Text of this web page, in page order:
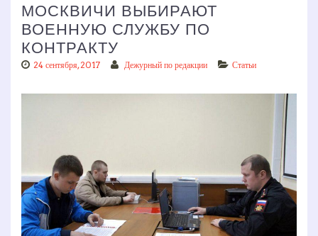
МОСКВИЧИ ВЫБИРАЮТ
ВОЕННУЮ СЛУЖБУ ПО
КОНТРАКТУ
24 сентября, 2017 Дежурный по редакции Статьи